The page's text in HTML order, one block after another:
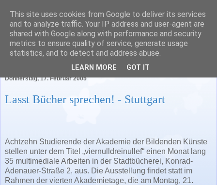
Literatur in Baden-
Württemberg
Donnerstag, 17. Februar 2005
Lasst Bücher sprechen! - Stuttgart
Achtzehn Studierende der Akademie der Bildenden Künste
stellen unter dem Titel „viernulldreinullef“ einen Monat lang
35 multimediale Arbeiten in der Stadtbücherei, Konrad-
Adenauer-Straße 2, aus. Die Ausstellung findet statt im
Rahmen der vierten Akademietage, die am Montag, 21.
This site uses cookies from Google to deliver its services
and to analyze traffic. Your IP address and user-agent are
shared with Google along with performance and security
metrics to ensure quality of service, generate usage
statistics, and to detect and address abuse.
LEARN MORE GOT IT